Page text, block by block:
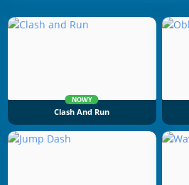
NOWY
Clash And Run